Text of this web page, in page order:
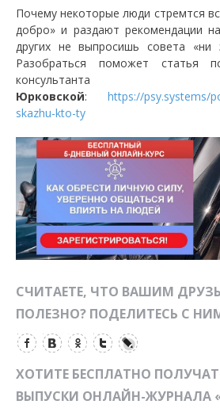
Почему некоторые люди стремтся
добро» и раздают рекомендации
других не выпросишь совета «ни
Разобраться поможет статья
Юрковской: https://psy.systems/
skazhu-kto-ty
СЧИТАЕТЕ, ЧТО ВАШИМ
ПОЛЕЗНО? ПОДЕЛИТЕСЬ С
ХОТИТЕ БЕСПЛАТНО
ВЫПУСКИ ОНЛАЙН-ЖУРНАЛА